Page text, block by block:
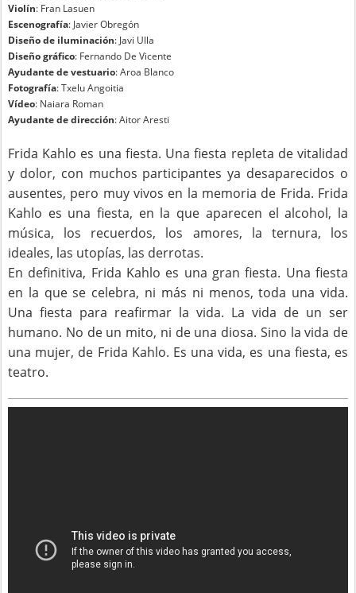
Violín: Fran Lasuen
Escenografía: Javier Obregón
Diseño de iluminación: Javi Ulla
Diseño gráfico: Fernando De Vicente
Ayudante de vestuario: Aroa Blanco
Fotografía: Txelu Angoitia
Vídeo: Naiara Roman
Ayudante de dirección: Aitor Aresti
Frida Kahlo es una fiesta. Una fiesta repleta de vitalidad
y dolor, con muchos participantes ya desaparecidos o
ausentes, pero muy vivos en la memoria de Frida. Frida
Kahlo es una fiesta, en la que aparecen el alcohol, la
música, los recuerdos, los amores, la ternura, los
ideales, las utopías, las derrotas.
En definitiva, Frida Kahlo es una gran fiesta. Una fiesta
en la que se celebra, ni más ni menos, toda una vida.
Una fiesta para reafirmar la vida. La vida de un ser
humano. No de un mito, ni de una diosa. Sino la vida de
una mujer, de Frida Kahlo. Es una vida, es una fiesta, es
teatro.